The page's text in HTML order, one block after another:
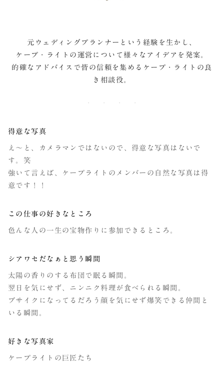
元ウェディングプランナーという経験を生かし、
ケープ・ライトの運営について様々なアイデアを発案。
的確なアドバイスで皆の信頼を集めるケープ・ライトの良
き相談役。
得意な写真
え～と、カメラマンではないので、得意な写真はないで
す。笑
強いて言えば、ケープライトのメンバーの自然な写真は得
意です！！
この仕事の好きなところ
色んな人の一生の宝物作りに参加できるところ。
シアワセだなぁと思う瞬間
太陽の香りのする布団で眠る瞬間。
翌日を気にせず、ニンニク料理が食べられる瞬間。
ブサイクになってるだろう顔を気にせず爆笑できる仲間と
いる瞬間。
好きな写真家
ケープライトの巨匠たち